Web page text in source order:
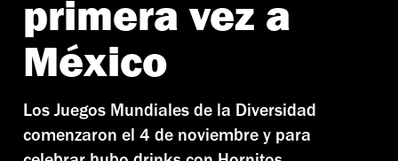
primera vez a
México
Los Juegos Mundiales de la Diversidad
comenzaron el 4 de noviembre y para